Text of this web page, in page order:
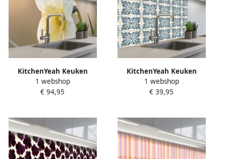
KitchenYeah Keuken
achterwand 300x60 cm
Spatscherm zelfklevend
fornuis
1 webshop
€ 94,95
KitchenYeah Keuken
achterwand 80x60 cm
Spatscherm zelfklevend
fornuis
1 webshop
€ 39,95